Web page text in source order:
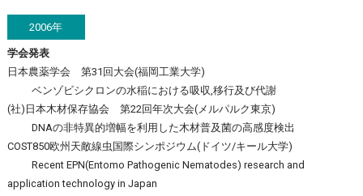
2006年
学会発表
日本農薬学会 第31回大会(福岡工業大学)
ベンゾビシクロンの水稲における吸収,移行及び代謝
(社)日本木材保存協会 第22回年次大会(メルパルク東京)
DNAの非特異的増幅を利用した木材普及菌の高感度検出
COST850欧州天敵線虫国際シンポジウム(ドイツ/キール大学)
Recent EPN(Entomo Pathogenic Nematodes) research and
application technology in Japan